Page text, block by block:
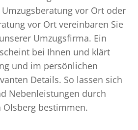
vor Ort oder
vor Ort vereinbaren Sie
Umzugsfirma. Ein
bei Ihnen und klärt
und im persönlichen
Details. So lassen sich
Nebenleistungen durch
bestimmen.